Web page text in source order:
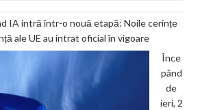
IA intră într-o nouă etapă: Noile cerințe
ale UE au intrat oficial în vigoare
Înce
pând
de
ieri, 2